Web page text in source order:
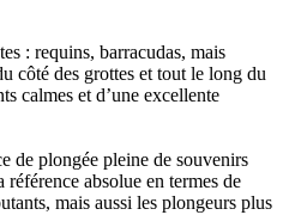
: requins, barracudas, mais
côté des grottes et tout le long du
calmes et d’une excellente
de plongée pleine de souvenirs
absolue en termes de
mais aussi les plongeurs plus